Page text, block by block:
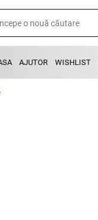
AJUTOR WISHLIST